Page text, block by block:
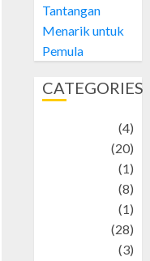
Tantangan
Menarik untuk
Pemula
CATEGORIES
(4)
(20)
(1)
(8)
(1)
(28)
(3)